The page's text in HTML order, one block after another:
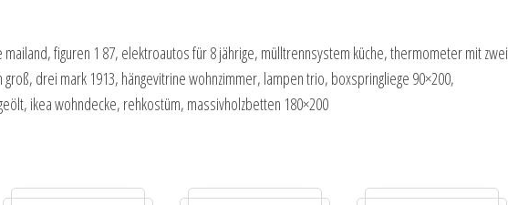
figuren 1 87, elektroautos für 8 jährige, mülltrennsystem küche, thermometer mit zwei
drei mark 1913, hängevitrine wohnzimmer, lampen trio, boxspringliege 90×200,
ikea wohndecke, rehkostüm, massivholzbetten 180×200